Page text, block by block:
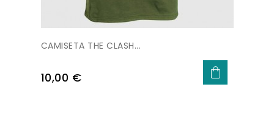
CAMISETA THE CLASH...
Precio
10,00 €